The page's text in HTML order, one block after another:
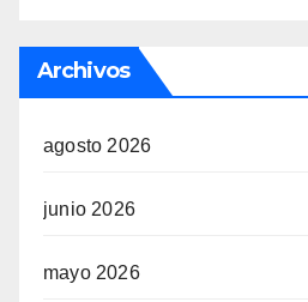
Archivos
agosto 2026
junio 2026
mayo 2026